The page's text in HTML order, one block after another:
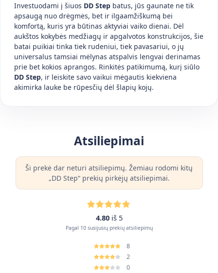
Investuodami į šiuos DD Step batus, jūs gaunate ne tik
apsaugą nuo drėgmės, bet ir ilgaamžiškumą bei
komfortą, kuris yra būtinas aktyviai vaiko dienai. Dėl
aukštos kokybės medžiagų ir apgalvotos konstrukcijos, šie
batai puikiai tinka tiek rudeniui, tiek pavasariui, o jų
universalus tamsiai mėlynas atspalvis lengvai derinamas
prie bet kokios aprangos. Rinkitės patikimumą, kurį siūlo
DD Step, ir leiskite savo vaikui mėgautis kiekviena
akimirka lauke be rūpesčių dėl šlapių kojų.
Atsiliepimai
Ši prekė dar neturi atsiliepimų. Žemiau rodomi kitų
„DD Step“ prekių pirkėjų atsiliepimai.
4.80 iš 5
Pagal 10 susijusių prekių atsiliepimų
8
2
0